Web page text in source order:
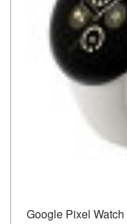
Google Pixel